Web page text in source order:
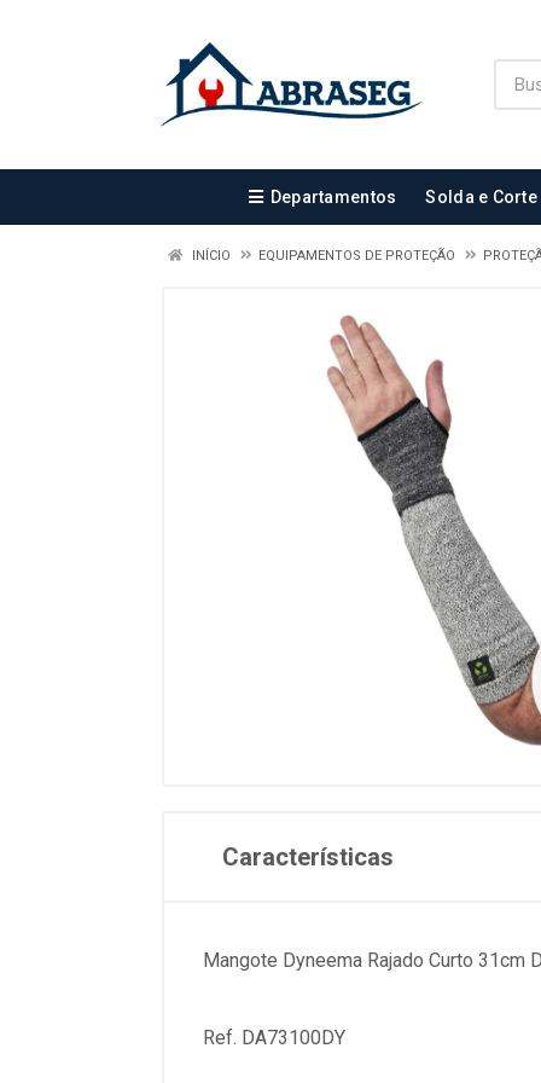
Departamentos Solda e Corte
INÍCIO EQUIPAMENTOS DE PROTEÇÃO
Características
Mangote Dyneema Rajado Curto 31cm
Ref. DA73100DY